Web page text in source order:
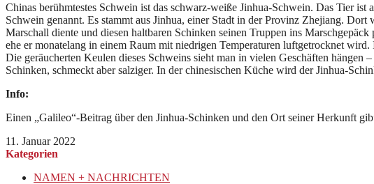
Chinas berühmtestes Schwein ist das schwarz-weiße Jinhua-Schwein. Das Tier
Schwein genannt. Es stammt aus Jinhua, einer Stadt in der Provinz Zhejiang.
Marschall diente und diesen haltbaren Schinken seinen Truppen ins
ehe er monatelang in einem Raum mit niedrigen Temperaturen luftgetrocknet
Die geräucherten Keulen dieses Schweins sieht man in vielen Geschäften
Schinken, schmeckt aber salziger. In der chinesischen Küche wird der Jinhua-
Info:
Einen „Galileo“-Beitrag über den Jinhua-Schinken und den Ort seiner Herkunft
11. Januar 2022
Kategorien
NAMEN + NACHRICHTEN